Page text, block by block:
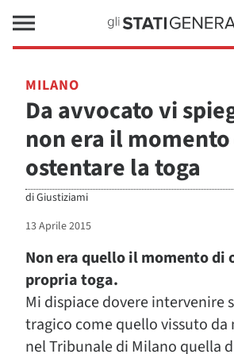
MILANO
Da avvocato vi
non era il
ostentare la toga
diGiustiziami
13 Aprile 2015
Non era quello il momento di
propria toga.
Mi dispiace dovere intervenire
tragico come quello vissuto
nel Tribunale di Milano quella